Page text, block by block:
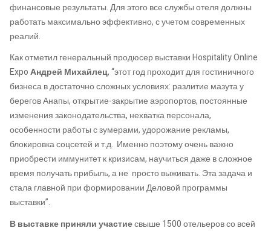
финансовые результаты. Для этого все службы отеля должны
работать максимально эффективно, с учетом современных
реалий.
Как отметил генеральный продюсер выставки Hospitality Online
ExpoАндрей Михайлец, “этот год проходит для гостиничного
бизнеса в достаточно сложных условиях: разлитие мазута у
берегов Анапы, открытие-закрытие аэропортов, постоянные
изменения законодательства, нехватка персонала,
особенности работы с зумерами, удорожание рекламы,
блокировка соцсетей и т.д. Именно поэтому очень важно
приобрести иммунитет к кризисам, научиться даже в сложное
время получать прибыль, а не просто выживать. Эта задача и
стала главной при формировании Деловой программы
выставки”.
В выставке приняли участиесвыше 1500 отельеров со всей